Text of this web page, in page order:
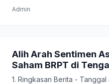
Admin
Alih Arah Sentimen
Saham BRPT di
1. Ringkasan Berita - Tanggal